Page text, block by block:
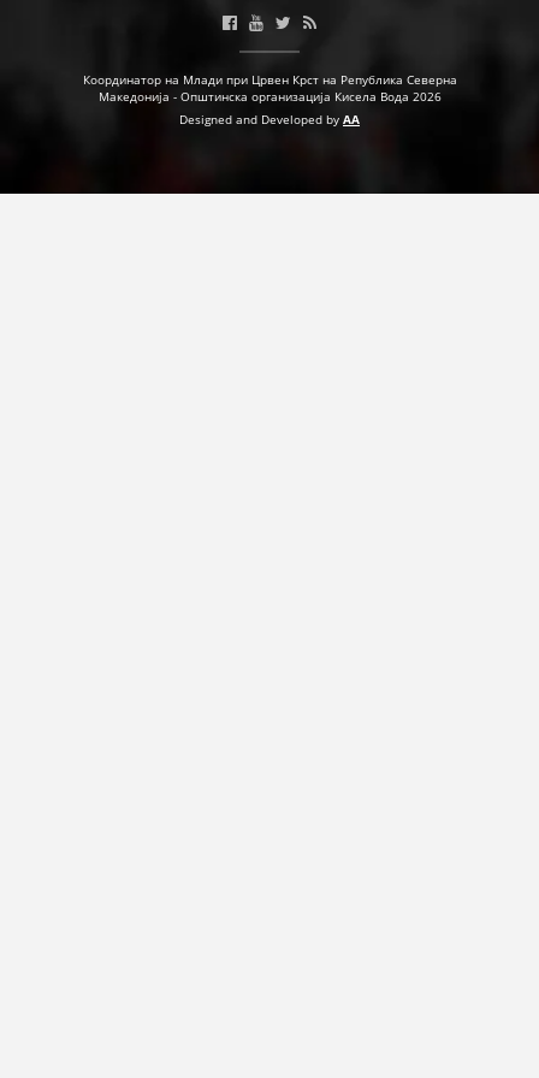
Координатор на Млади при Црвен Крст на Република Северна
Македонија - Општинска организација Кисела Вода 2026
Designed and Developed by AA